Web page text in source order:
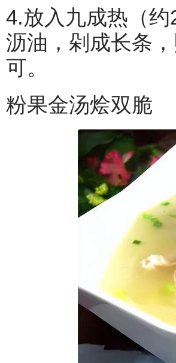
4.放入九成热（
沥油，剁成长条
可。
粉果金汤烩双脆